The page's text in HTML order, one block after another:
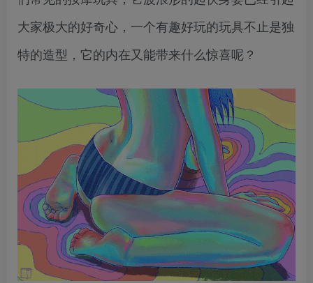
大家极大的好奇心，一个有趣好玩的玩具不止是独
特的造型，它的内在又能带来什么惊喜呢？